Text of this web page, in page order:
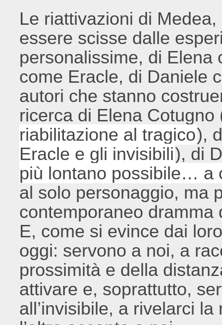
Le riattivazioni di
essere scisse dalle
personalissime, di Elena
come Eracle, di Daniele
autori che stanno
ricerca di Elena Cotugno
riabilitazione al tragico),
Eracle e gli invisibili), di
più lontano possibile… a
al solo personaggio, ma
contemporaneo
E, come si evince dai
oggi: servono a noi, a
prossimità e della
attivare e, soprattutto,
all’invisibile, a rivelarci